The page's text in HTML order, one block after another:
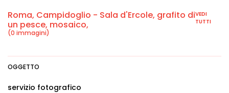
Roma, Campidoglio - Sala d'Ercole, grafito di
un pesce, mosaico,
(0 immagini)
VEDI
TUTTI
OGGETTO
servizio fotografico